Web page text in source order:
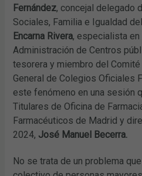
Fernández, concejal delegado
Sociales, Familia e Igualdad
Encarna Rivera, especialista
Administración de Centros
tesorera y miembro del
General de Colegios Oficiales
este fenómeno en una sesión
Titulares de Oficina de
Farmacéuticos de Madrid y
2024, José Manuel Becerra.
No se trata de un problema